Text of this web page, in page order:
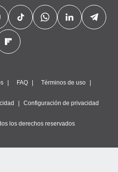
FAQ Términos de uso
Configuración de privacidad
los derechos reservados